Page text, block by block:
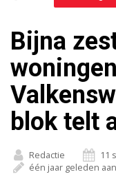
Bijna
blok telt
Redactie
11
één jaar geleden